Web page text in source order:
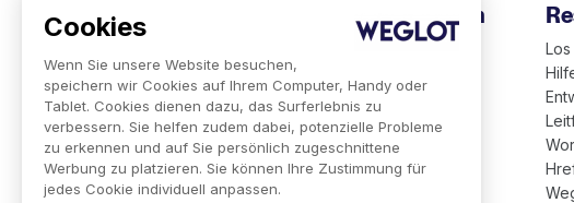
Cookies
Wenn Sie unsere Website besuchen,
speichern wir Cookies auf Ihrem Computer, Handy oder
Tablet. Cookies dienen dazu, das Surferlebnis zu
verbessern. Sie helfen zudem dabei, potenzielle Probleme
zu erkennen und auf Sie persönlich zugeschnittene
Werbung zu platzieren. Sie können Ihre Zustimmung für
jedes Cookie individuell anpassen.
- WordPress
- Squarespace
- Shopify
Kunden
Preise
Verfügbare Sprachen
Unternehmen
Stellenangebote
Los